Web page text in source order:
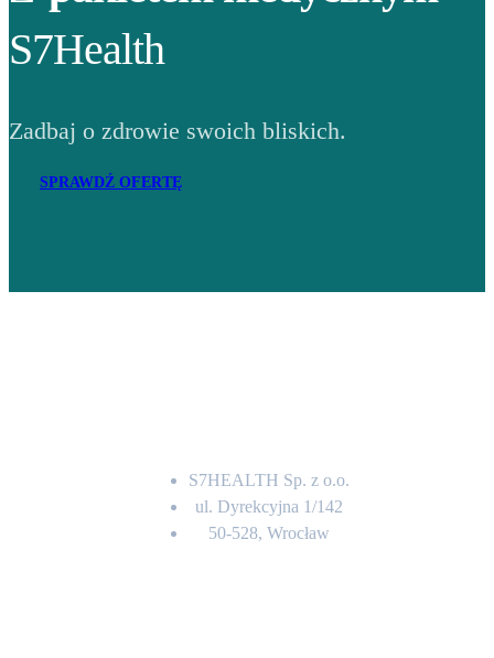
S7Health
Zadbaj o zdrowie swoich bliskich.
SPRAWDŹ OFERTĘ
S7HEALTH Sp. z o.o.
ul. Dyrekcyjna 1/142
50-528, Wrocław